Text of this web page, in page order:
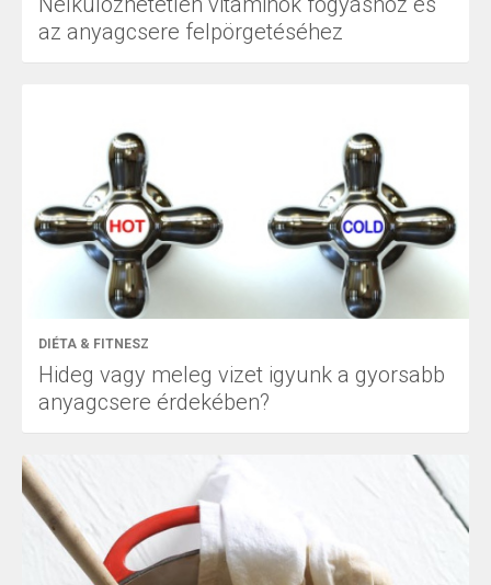
az anyagcsere felpörgetéséhez
DIÉTA & FITNESZ
Hideg vagy meleg vizet igyunk a gyorsabb
anyagcsere érdekében?